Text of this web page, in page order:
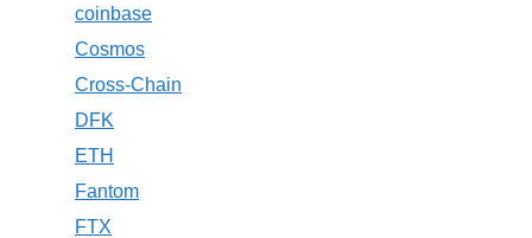
coinbase
Cosmos
Cross-Chain
DFK
ETH
Fantom
FTX